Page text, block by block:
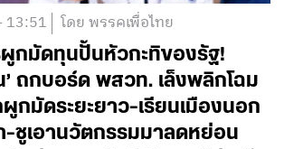
13:51 โดย พรรคเพื่อไทย
กมัดทุนปั้นหัวกะทิของรัฐ!
’ ถกบอร์ด พสวท. เล็งพลิกโฉม
กมัดระยะยาว-เรียนเมืองนอก
า-ชูเอานวัตกรรมมาลดหย่อน